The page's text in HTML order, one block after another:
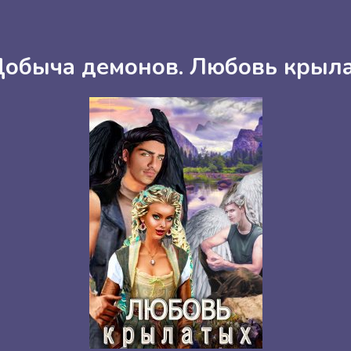
демонов. Любовь